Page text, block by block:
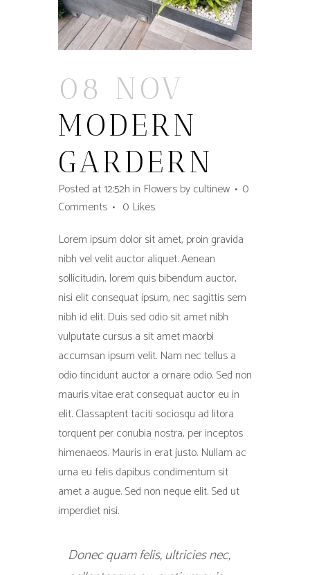
08 NOV
MODERN
GARDERN
Posted at 12:52h in Flowersbycultinew
0
Comments
0 Likes
Lorem ipsum dolor sit amet, proin gravida
nibh vel velit auctor aliquet. Aenean
sollicitudin, lorem quis bibendum auctor,
nisi elit consequat ipsum, nec sagittis sem
nibh id elit. Duis sed odio sit amet nibh
vulputate cursus a sit amet maorbi
accumsan ipsum velit. Nam nec tellus a
odio tincidunt auctor a ornare odio. Sed non
mauris vitae erat consequat auctor eu in
elit. Classaptent taciti sociosqu ad litora
torquent per conubia nostra, per inceptos
himenaeos. Mauris in erat justo. Nullam ac
urna eu felis dapibus condimentum sit
amet a augue. Sed non neque elit. Sed ut
imperdiet nisi.
Donec quam felis, ultricies nec,